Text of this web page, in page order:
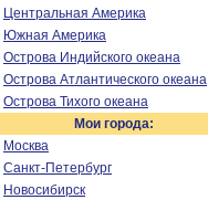
Центральная Америка
Южная Америка
Острова Индийского океана
Острова Атлантического океана
Острова Тихого океана
Мои города:
Москва
Санкт-Петербург
Новосибирск